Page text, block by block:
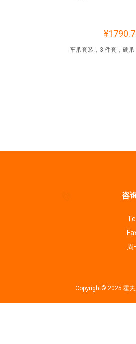
车爪套装，3 件套，硬爪
咨
Copyright© 2025 霍